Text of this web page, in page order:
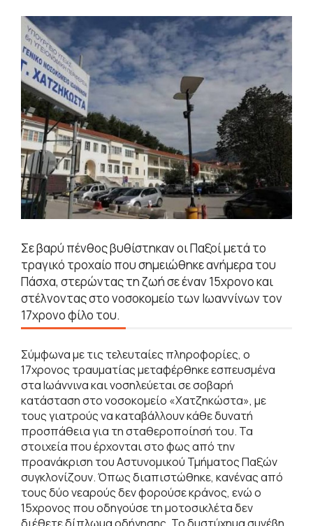
Σε βαρύ πένθος βυθίστηκαν οι Παξοί μετά το
τραγικό τροχαίο που σημειώθηκε ανήμερα του
Πάσχα, στερώντας τη ζωή σε έναν 15χρονο και
στέλνοντας στο νοσοκομείο των Ιωαννίνων τον
17χρονο φίλο του.
Σύμφωνα με τις τελευταίες πληροφορίες, ο
17χρονος τραυματίας μεταφέρθηκε εσπευσμένα
στα Ιωάννινα και νοσηλεύεται σε σοβαρή
κατάσταση στο νοσοκομείο «Χατζηκώστα», με
τους γιατρούς να καταβάλλουν κάθε δυνατή
προσπάθεια για τη σταθεροποίησή του. Τα
στοιχεία που έρχονται στο φως από την
προανάκριση του Αστυνομικού Τμήματος Παξών
συγκλονίζουν. Όπως διαπιστώθηκε, κανένας από
τους δύο νεαρούς δεν φορούσε κράνος, ενώ ο
15χρονος που οδηγούσε τη μοτοσικλέτα δεν
διέθετε δίπλωμα οδήγησης. Το δυστύχημα συνέβη